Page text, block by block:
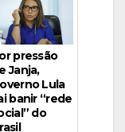
pressão
Janja,
Lula
banir “rede
do